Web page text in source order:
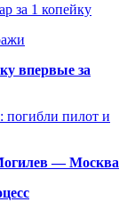
за 1 копейку
впервые за
погибли пилот и
— Москва